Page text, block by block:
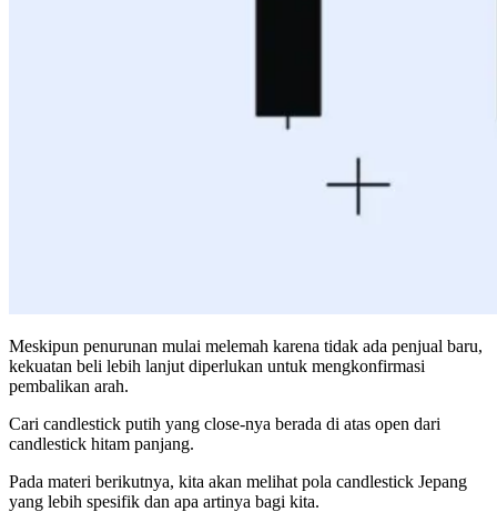
Meskipun penurunan mulai melemah karena tidak ada penjual baru,
kekuatan beli lebih lanjut diperlukan untuk mengkonfirmasi
pembalikan arah.
Cari candlestick putih yang close-nya berada di atas open dari
candlestick hitam panjang.
Pada materi berikutnya, kita akan melihat pola candlestick Jepang
yang lebih spesifik dan apa artinya bagi kita.